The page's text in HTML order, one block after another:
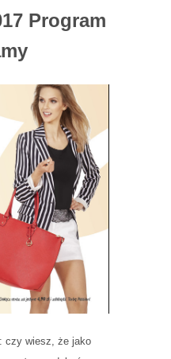
Program
czy wiesz, że jako